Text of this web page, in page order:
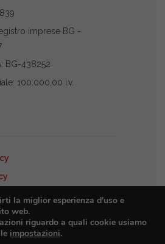
imprese BG -
BG-438252
100.000,00 i.v.
la miglior esperienza d'uso e
web.
riguardo a quali cookie usiamo
impostazioni.